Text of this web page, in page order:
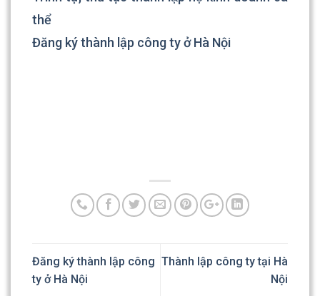
thể
Đăng ký thành lập công ty ở Hà Nội
Đăng ký thành lập công
ty ở Hà Nội
Thành lập công ty tại Hà
Nội